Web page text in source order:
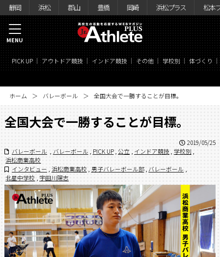
静岡 浜松 郡山 豊橋 岡崎 浜松プラス 松本
PICK UP アウトドア競技 インドア競技 その他 学校別 体づくり
MENU
ホーム バレーボール 全国大会で一勝することが目標。
全国大会で一勝することが目標。
2019/05/25
バレーボール
バレーボール , PICK UP 公立 , インドア競技 学校別 ,
浜松商業高校
インタビュー , 浜松商業高校 男子バレーボール部 , バレーボール
北星中学校
宇田川陽志